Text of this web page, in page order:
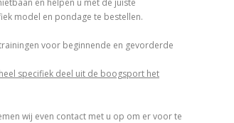
en helpen u met de juiste
model en pondage te bestellen.
voor beginnende en gevorderde
specifiek deel uit de boogsport het
wij even contact met u op om er voor te